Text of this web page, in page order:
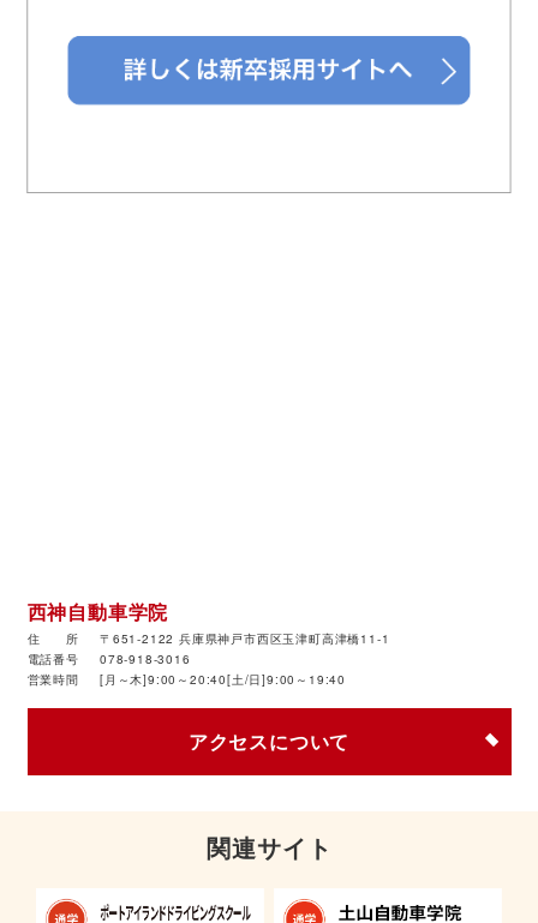
西神自動車学院
住 所
〒651-2122 兵庫県神戸市西区玉津町高津橋11-1
電話番号
078-918-3016
営業時間
[月～木]9:00～20:40[土/日]9:00～19:40
アクセスについて
関連サイト